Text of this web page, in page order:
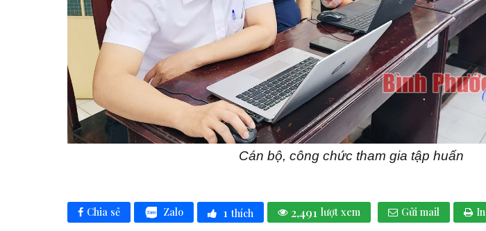
Cán bộ, công chức tham gia tập huấn
Chia sẻ Zalo 1 thích 2,491 lượt xem Gửi mail In